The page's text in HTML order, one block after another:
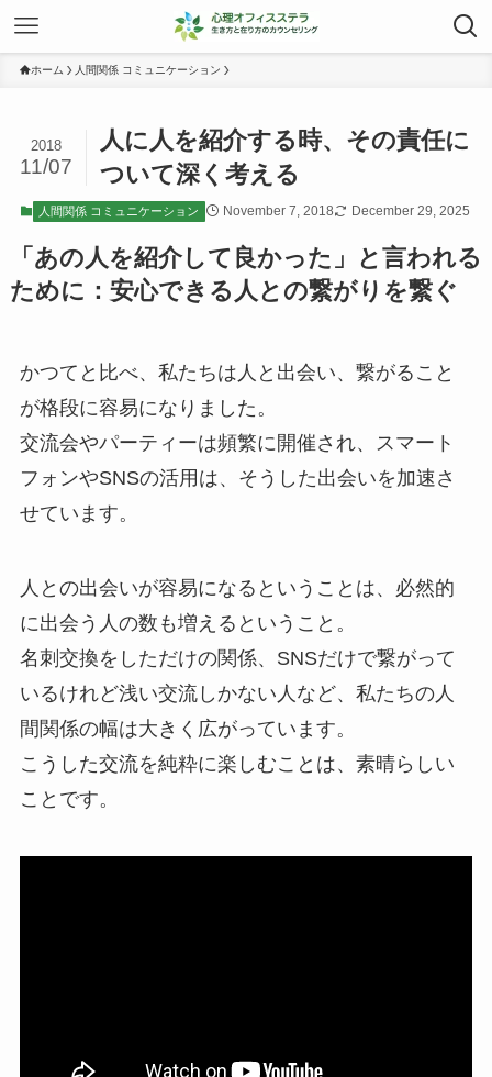
ホーム 人間関係 コミュニケーション
人に人を紹介する時、その責任に
ついて深く考える
2018
11/07
人間関係 コミュニケーション November 7, 2018 December 29, 2025
「あの人を紹介して良かった」と言われる
ために：安心できる人との繋がりを繋ぐ
かつてと比べ、私たちは人と出会い、繋がること
が格段に容易になりました。
交流会やパーティーは頻繁に開催され、スマート
フォンやSNSの活用は、そうした出会いを加速さ
せています。
人との出会いが容易になるということは、必然的
に出会う人の数も増えるということ。
名刺交換をしただけの関係、SNSだけで繋がって
いるけれど浅い交流しかない人など、私たちの人
間関係の幅は大きく広がっています。
こうした交流を純粋に楽しむことは、素晴らしい
ことです。